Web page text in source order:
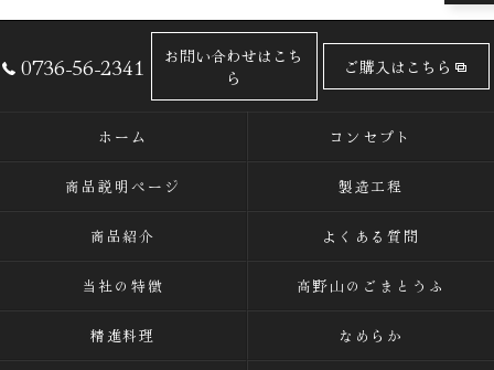
0736-56-2341
お問い合わせはこち
ら
ご購入はこちら
ホーム コンセプト
商品説明ページ 製造工程
商品紹介 よくある質問
当社の特徴 高野山のごまとうふ
精進料理 なめらか